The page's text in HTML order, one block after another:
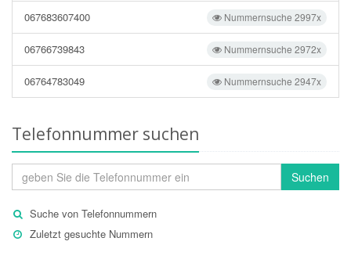
Nummernsuche 2997x
067683607400
Nummernsuche 2972x
06766739843
Nummernsuche 2947x
06764783049
Telefonnummer suchen
Suchen
Suche von Telefonnummern
Zuletzt gesuchte Nummern